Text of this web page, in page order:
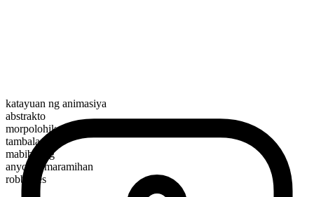
katayuan ng animasiya
abstrakto
morpolohikal na kayarian
tambalan
mabibilang
anyo ng maramihan
robberies